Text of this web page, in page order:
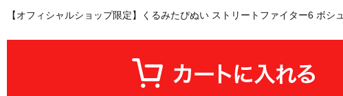
【オフィシャルショップ限定】くるみたぴぬい ストリートファイター6 ボシュ